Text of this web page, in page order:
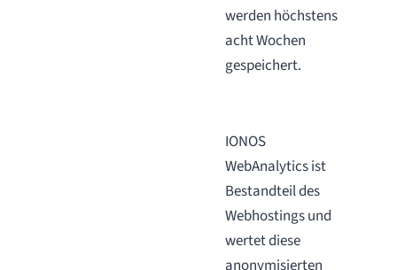
werden höchstens
acht Wochen
gespeichert.
IONOS
WebAnalytics ist
Bestandteil des
Webhostings und
wertet diese
anonymisierten